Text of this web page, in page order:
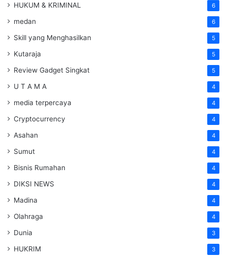
HUKUM & KRIMINAL 6
medan 6
Skill yang Menghasilkan 5
Kutaraja 5
Review Gadget Singkat 5
U T A M A 4
media terpercaya 4
Cryptocurrency 4
Asahan 4
Sumut 4
Bisnis Rumahan 4
DIKSI NEWS 4
Madina 4
Olahraga 4
Dunia 3
HUKRIM 3